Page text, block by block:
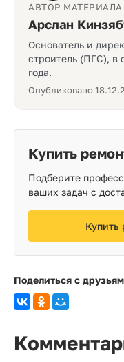
АВТОР МАТЕРИАЛА
Арслан
Основатель и
строитель (ПГС), в
года.
Опубликовано
Купить
Подберите
ваших задач с
Купить
Поделиться с